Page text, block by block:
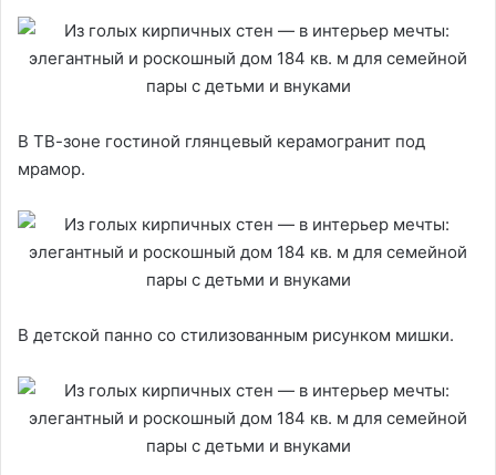
В ТВ-зоне гостиной глянцевый керамогранит под
мрамор.
В детской панно со стилизованным рисунком мишки.